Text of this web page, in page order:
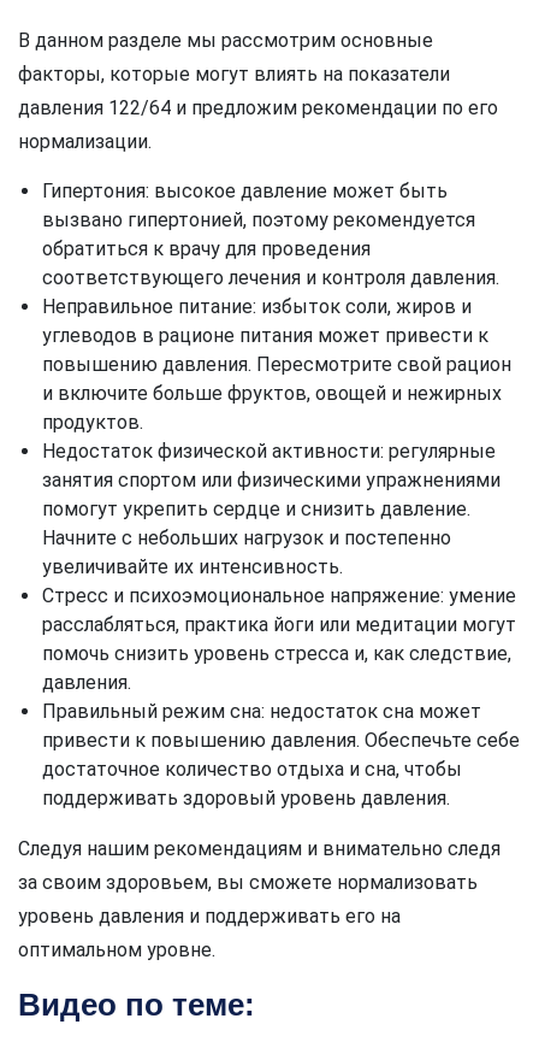
В данном разделе мы рассмотрим основные
факторы, которые могут влиять на показатели
давления 122/64 и предложим рекомендации по его
нормализации.
Гипертония: высокое давление может быть
вызвано гипертонией, поэтому рекомендуется
обратиться к врачу для проведения
соответствующего лечения и контроля давления.
Неправильное питание: избыток соли, жиров и
углеводов в рационе питания может привести к
повышению давления. Пересмотрите свой рацион
и включите больше фруктов, овощей и нежирных
продуктов.
Недостаток физической активности: регулярные
занятия спортом или физическими упражнениями
помогут укрепить сердце и снизить давление.
Начните с небольших нагрузок и постепенно
увеличивайте их интенсивность.
Стресс и психоэмоциональное напряжение: умение
расслабляться, практика йоги или медитации могут
помочь снизить уровень стресса и, как следствие,
давления.
Правильный режим сна: недостаток сна может
привести к повышению давления. Обеспечьте себе
достаточное количество отдыха и сна, чтобы
поддерживать здоровый уровень давления.
Следуя нашим рекомендациям и внимательно следя
за своим здоровьем, вы сможете нормализовать
уровень давления и поддерживать его на
оптимальном уровне.
Видео по теме: